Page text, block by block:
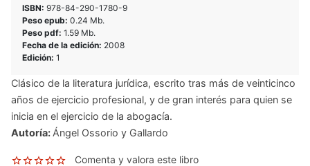
ISBN: 978-84-290-1780-9
Peso epub: 0.24 Mb.
Peso pdf: 1.59 Mb.
Fecha de la edición: 2008
Edición: 1
Clásico de la literatura jurídica, escrito tras más de veinticinco
años de ejercicio profesional, y de gran interés para quien se
inicia en el ejercicio de la abogacía.
Autoría: Ángel Ossorio y Gallardo
Comenta y valora este libro